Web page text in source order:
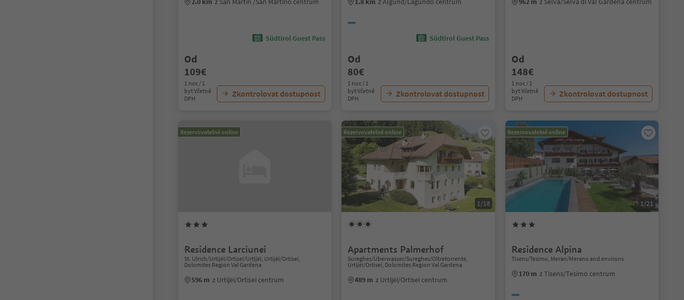
Südtirol Guest Pass
Od
109€
1 noc / 1
byt Včetně
DPH
Zkontrolovat dostupnost
Südtirol Guest Pass
Od
80€
1 noc / 1
byt Včetně
DPH
Zkontrolovat dostupnost
Od
148€
1 noc / 1
byt Včetně
DPH
Zkontrolovat dostupnost
Rezervovatelné online
Residence Larciunei
St. Ulrich/Urtijëi/Ortisei/Urtijëi, Urtijëi/Ortisei,
Dolomites Region Val Gardena
596 m z Urtijëi/Ortisei centrum
Rezervovatelné online
1/18
Apartments Palmerhof
Sureghes/Überwasser/Sureghes/Oltretorrente,
Urtijëi/Ortisei, Dolomites Region Val Gardena
489 m z Urtijëi/Ortisei centrum
Rezervovatelné online
1/21
Residence Alpina
Tisens/Tesimo, Meran/Merano and environs
170 m z Tisens/Tesimo centrum